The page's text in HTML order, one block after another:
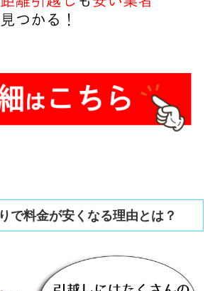
で料金が安くなる理由とは？